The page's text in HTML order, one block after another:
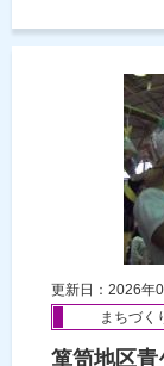
更新日：2026年
まちづく
箪笥地区